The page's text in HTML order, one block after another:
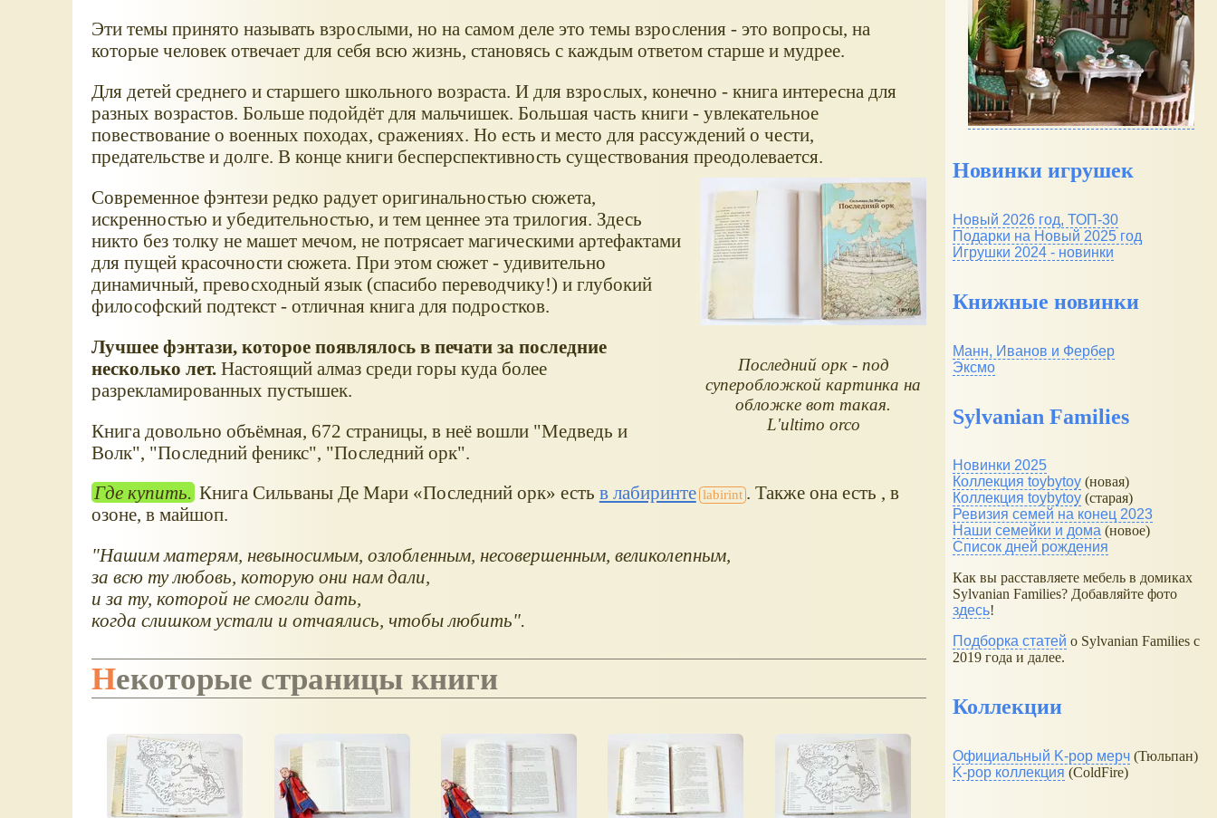
Эти темы принято называть взрослыми, но на самом деле это темы взросления - это вопросы, на
которые человек отвечает для себя всю жизнь, становясь с каждым ответом старше и мудрее.
Для детей среднего и старшего школьного возраста. И для взрослых, конечно - книга интересна для
разных возрастов. Больше подойдёт для мальчишек. Большая часть книги - увлекательное
повествование о военных походах, сражениях. Но есть и место для рассуждений о чести,
предательстве и долге. В конце книги бесперспективность существования преодолевается.
Последний орк - под
суперобложкой картинка на
обложке вот такая.
L'ultimo orco
Современное фэнтези редко радует оригинальностью сюжета,
искренностью и убедительностью, и тем ценнее эта трилогия. Здесь
никто без толку не машет мечом, не потрясает магическими артефактами
для пущей красочности сюжета. При этом сюжет - удивительно
динамичный, превосходный язык (спасибо переводчику!) и глубокий
философский подтекст - отличная книга для подростков.
Лучшее фэнтази, которое появлялось в печати за последние
несколько лет.Настоящий алмаз среди горы куда более
разрекламированных пустышек.
Книга довольно объёмная, 672 страницы, в неё вошли "Медведь и
Волк", "Последний феникс", "Последний орк".
Где купить.Книга Сильваны Де Мари Последний орк есть в лабиринте
. Также она есть , в
озоне, в майшоп.
"Нашим матерям, невыносимым, озлобленным, несовершенным, великолепным,
за всю ту любовь, которую они нам дали,
и за ту, которой не смогли дать,
когда слишком устали и отчаялись, чтобы любить".
Некоторые страницы книги
Новинки игрушек
Новый 2026 год, ТОП-30
Подарки на Новый 2025 год
Игрушки 2024 - новинки
Книжные новинки
Манн, Иванов и Фербер
Эксмо
Sylvanian Families
Новинки 2025
Коллекция toybytoy (новая)
Коллекция toybytoy (старая)
Ревизия семей на конец 2023
Наши семейки и дома (новое)
Список дней рождения
Как вы расставляете мебель в домиках
Sylvanian Families? Добавляйте фото
здесь!
Подборка статей о Sylvanian Families с
2019 года и далее.
Коллекции
Официальный K-pop мерч (Тюльпан)
K-pop коллекция (ColdFire)